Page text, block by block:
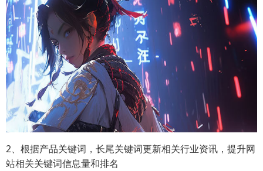
2、根据产品关键词，长尾关键词更新相关行业资讯，提升网
站相关关键词信息量和排名